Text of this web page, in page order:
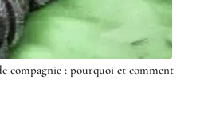
compagnie : pourquoi et comment